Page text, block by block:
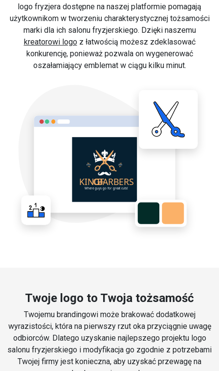
logo fryzjera dostępne na naszej platformie pomagają
użytkownikom w tworzeniu charakterystycznej tożsamości
marki dla ich salonu fryzjerskiego. Dzięki naszemu
kreatorowi logoz łatwością możesz zdeklasować
konkurencję, ponieważ pozwala on wygenerować
oszałamiający emblemat w ciągu kilku minut.
Twoje logo to Twoja tożsamość
Twojemu brandingowi może brakować dodatkowej
wyrazistości, która na pierwszy rzut oka przyciągnie uwagę
odbiorców. Dlatego uzyskanie najlepszego projektu logo
salonu fryzjerskiego i modyfikacja go zgodnie z potrzebami
Twojej firmy jest konieczna, aby uzyskać przewagę na